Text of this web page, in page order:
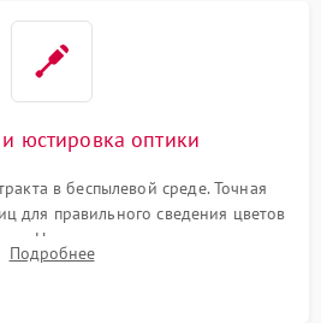
юстировка оптики
в беспылевой среде. Точная
для правильного сведения цветов
Надежное подключение всех
датчиков и закрытие корпуса
Подробнее